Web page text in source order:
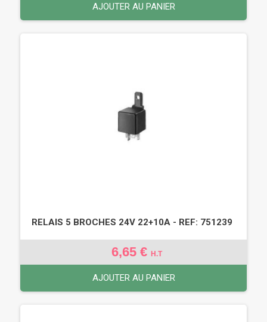
AJOUTER AU PANIER
RELAIS 5 BROCHES 24V 22+10A - REF: 751239
6,65 € H.T
AJOUTER AU PANIER